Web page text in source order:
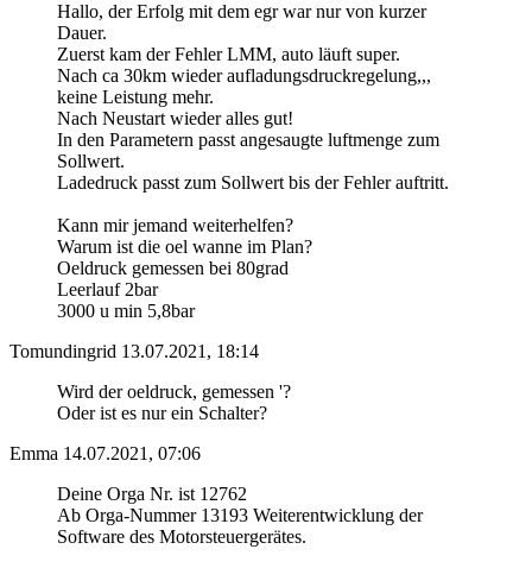
Hallo, der Erfolg mit dem egr war nur von kurzer
Dauer.
Zuerst kam der Fehler LMM, auto läuft super.
Nach ca 30km wieder aufladungsdruckregelung,,,
keine Leistung mehr.
Nach Neustart wieder alles gut!
In den Parametern passt angesaugte luftmenge zum
Sollwert.
Ladedruck passt zum Sollwert bis der Fehler auftritt.
Kann mir jemand weiterhelfen?
Warum ist die oel wanne im Plan?
Oeldruck gemessen bei 80grad
Leerlauf 2bar
3000 u min 5,8bar
Tomundingrid 13.07.2021, 18:14
Wird der oeldruck, gemessen '?
Oder ist es nur ein Schalter?
Emma 14.07.2021, 07:06
Deine Orga Nr. ist 12762
Ab Orga-Nummer 13193 Weiterentwicklung der
Software des Motorsteuergerätes.